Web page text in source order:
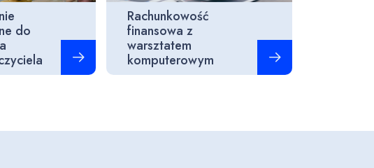
do
Rachunkowość
finansowa z
warsztatem
komputerowym